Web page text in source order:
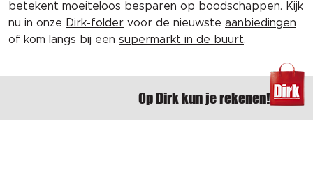
betekent moeiteloos besparen op boodschappen. Kijk
nu in onze Dirk-folder voor de nieuwste aanbiedingen
of kom langs bij een supermarkt in de buurt.
Op Dirk kun je rekenen!